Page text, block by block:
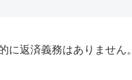
に返済義務はありません。